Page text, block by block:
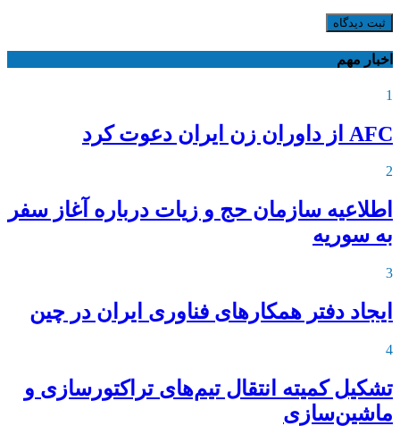
ثبت دیدگاه
اخبار مهم
1
AFC از داوران زن ایران دعوت کرد
2
اطلاعیه‌ سازمان حج و زیات درباره آغاز سفر
به سوریه
3
ایجاد دفتر همکارهای فناوری ایران در چین
4
تشکیل کمیته انتقال تیم‌های تراکتورسازی و
ماشین‌سازی